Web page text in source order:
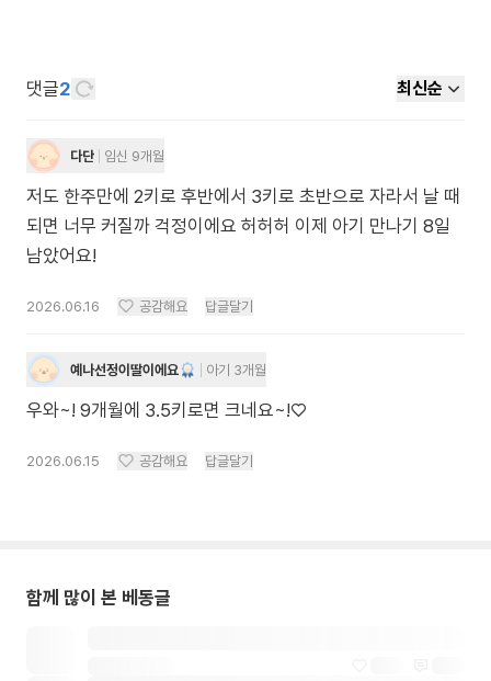
댓글2 최신순
다단 임신 9개월
저도 한주만에 2키로 후반에서 3키로 초반으로 자라서 날 때
되면 너무 커질까 걱정이에요 허허허 이제 아기 만나기 8일
남았어요!
2026.06.16 공감해요 답글달기
예나선정이딸이에요 아기 3개월
우와~! 9개월에 3.5키로면 크네요~!♡
2026.06.15 공감해요 답글달기
함께 많이 본 베동글